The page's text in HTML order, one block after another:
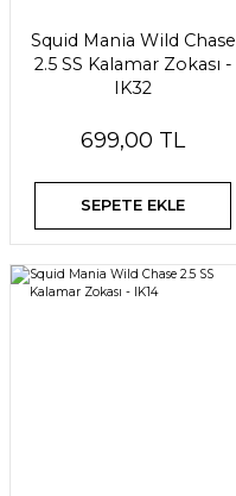
Squid Mania Wild Chase
2.5 SS Kalamar Zokası -
IK32
699,00 TL
SEPETE EKLE